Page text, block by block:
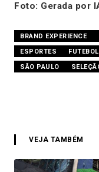
Foto: Gerada por
BRAND EXPERIENCE
ESPORTES
FUTEBOL
SÃO PAULO
VEJA TAMBÉM